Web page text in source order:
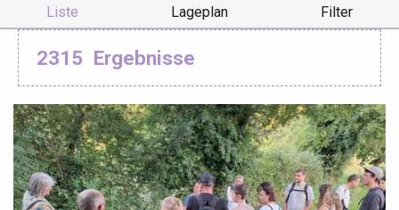
Liste Lageplan Filter
2315 Ergebnisse